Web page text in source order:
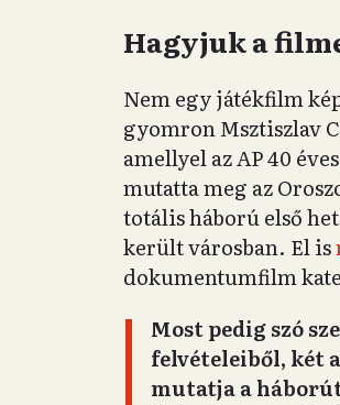
Hagyjuk a
Nem egy játékfilm
gyomron Msztiszlav
amellyel az AP 40
mutatta meg az
totális háború első
került városban. El is
dokumentumfilm
Most pedig szó
felvételeiből, két
mutatja a